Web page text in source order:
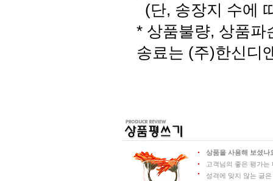
(단, 송장지 수에
* 상품불량, 상품파
송료는 (주)한신디
상품을 사용해 보셨나
고객님의 좋은 평가
성격에 맞지 않는 글